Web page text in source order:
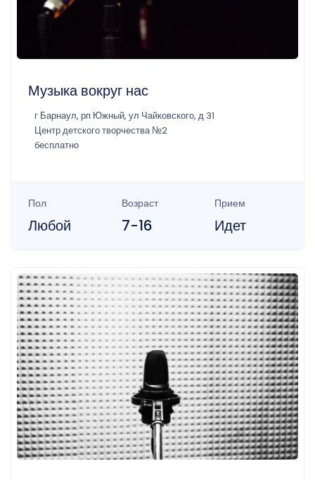
Музыка вокруг нас
г Барнаул, рп Южный, ул Чайковского, д 31
Центр детского творчества №2
бесплатно
Пол
Любой
Возраст
7-16
Прием
Идет